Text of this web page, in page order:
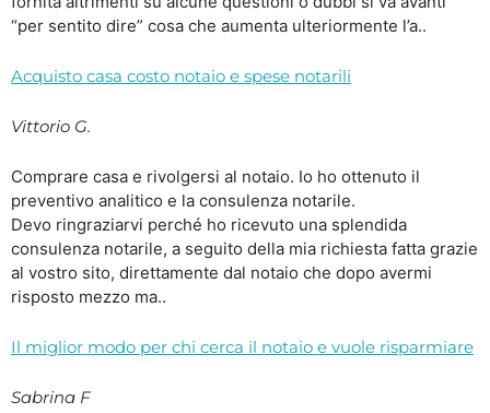
“per sentito dire” cosa che aumenta ulteriormente l’a..
Acquisto casa costo notaio e spese notarili
Vittorio G.
Comprare casa e rivolgersi al notaio. Io ho ottenuto il
preventivo analitico e la consulenza notarile.
Devo ringraziarvi perché ho ricevuto una splendida
consulenza notarile, a seguito della mia richiesta fatta grazie
al vostro sito, direttamente dal notaio che dopo avermi
risposto mezzo ma..
Il miglior modo per chi cerca il notaio e vuole risparmiare
Sabrina F